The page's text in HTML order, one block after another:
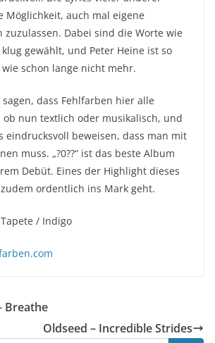
Möglichkeit, auch mal eigene
Dabei sind die Worte wie
gewählt, und Peter Heine ist so
schon lange nicht mehr.
dass Fehlfarben hier alle
ob nun textlich oder musikalisch, und
eindrucksvoll beweisen, dass man mit
muss. „?0??“ ist das beste Album
Debüt. Eines der Highlight dieses
zudem ordentlich ins Mark geht.
/ Indigo
Breathe
Oldseed – Incredible Strides